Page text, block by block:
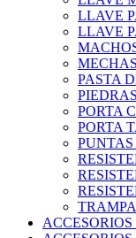
LLAVE
LLAVE
MECHAS
PASTA
PORTA
PORTA